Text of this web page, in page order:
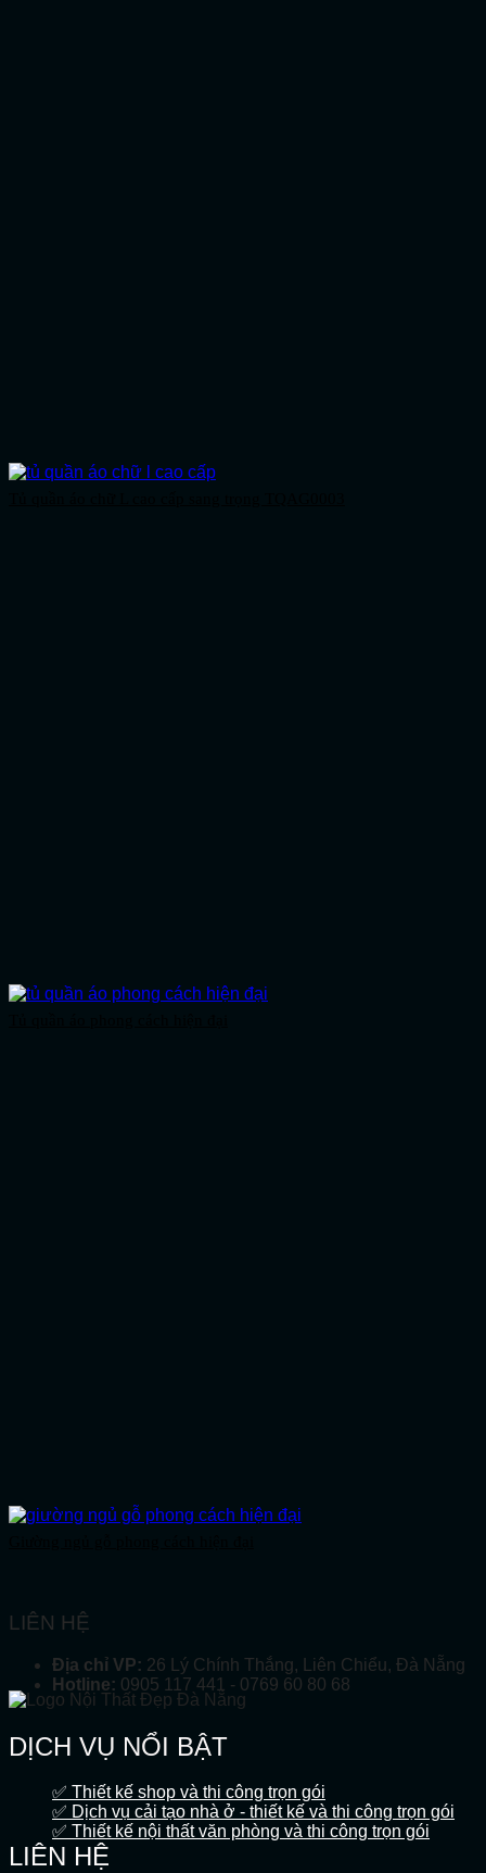
LIÊN HỆ
Địa chỉ VP: 26 Lý Chính Thắng, Liên Chiểu, Đà Nẵng
Hotline: 0905 117 441 - 0769 60 80 68
DỊCH VỤ NỔI BẬT
✅ Thiết kế shop và thi công trọn gói
✅ Dịch vụ cải tạo nhà ở - thiết kế và thi công trọn gói
✅ Thiết kế nội thất văn phòng và thi công trọn gói
LIÊN HỆ